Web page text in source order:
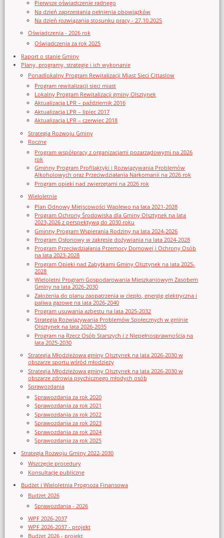
Pierwsze oświadczenie radnego
Na dzień zaprzestania pełnienia obowiązków
Na dzień rozwiązania stosunku pracy - 27.10.2025
Oświadczenia - 2026 rok
Oświadczenia za rok 2025
Raport o stanie Gminy
Plany, programy, strategie i ich wykonanie
Ponadlokalny Program Rewitalizacji Miast Sieci Cittaslow
Program rewitalizacji sieci miast
Lokalny Program Rewitalizacji gminy Olsztynek
Aktualizacja LPR – październik 2016
Aktualizacja LPR – lipiec 2017
Aktualizacja LPR – czerwiec 2018
Strategia Rozwoju Gminy
Roczne
Program współpracy z organizacjami pozarządowymi na 2026
rok
Gminny Program Profilaktyki i Rozwiązywania Problemów
Alkoholowych oraz Przeciwdziałania Narkomanii na 2026 rok
Program opieki nad zwierzętami na 2026 rok
Wieloletnie
Plan Odnowy Miejscowości Waplewo na lata 2021-2028
Program Ochrony Środowiska dla Gminy Olsztynek na lata
2023-2026 z perspektywą do 2030 roku
Gminny Program Wspierania Rodziny na lata 2024-2026
Program Osłonowy w zakresie dożywiania na lata 2024-2028
Program Przeciwdziałania Przemocy Domowej i Ochrony Osób
na lata 2023-2028
Program Opieki nad Zabytkami Gminy Olsztynek na lata 2025-
2028
Wieloletni Program Gospodarowania Mieszkaniowym Zasobem
Gminy na lata 2026-2030
Założenia do planu zaopatrzenia w ciepło, energię elektryczna i
paliwa gazowe na lata 2026-2040
Program usuwania azbestu na lata 2025-2032
Strategia Rozwiązywania Problemów Społecznych w gminie
Olsztynek na lata 2026-2035
Program na Rzecz Osób Starszych i z Niepełnosprawnością na
lata 2025-2030
Strategia Młodzieżowa gminy Olsztynek na lata 2026-2030 w
obszarze sportu wśród młodzieży
Strategia Młodzieżowa gminy Olsztynek na lata 2026-2030 w
obszarze zdrowia psychicznego młodych osób
Sprawozdania
Sprawozdania za rok 2020
Sprawozdania za rok 2021
Sprawozdania za rok 2022
Sprawozdania za rok 2023
Sprawozdania za rok 2024
Sprawozdania za rok 2025
Strategia Rozwoju Gminy 2022-2030
Wszczęcie procedury
Konsultacje publiczne
Budżet i Wieloletnia Prognoza Finansowa
Budżet 2026
Sprawozdania - 2026
WPF 2026-2037
WPF 2026-2037 - projekt
Budżet 2026 - projekt